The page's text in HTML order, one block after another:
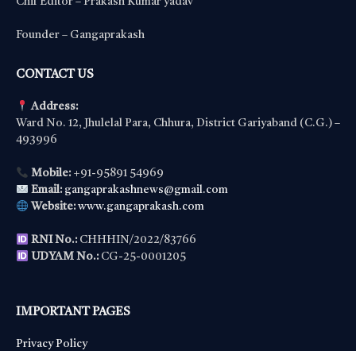
Founder – Gangaprakash
CONTACT US
Address:
Ward No. 12, Jhulelal Para, Chhura, District Gariyaband (C.G.) –
493996
Mobile:+91-95891 54969
Email: gangaprakashnews@gmail.com
Website: www.gangaprakash.com
RNI No.:CHHHIN/2022/83766
UDYAM No.:CG-25-0001205
IMPORTANT PAGES
Privacy Policy